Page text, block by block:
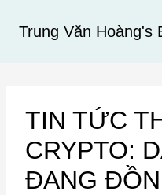
Trung Văn Hoàng's
TIN TỨC
CRYPTO:
ĐANG